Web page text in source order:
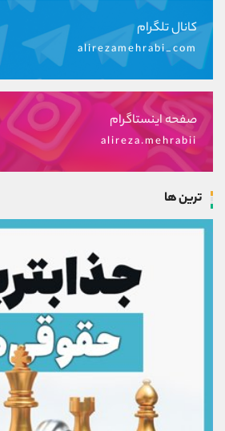
کانال تلگرام
alirezamehrabi_com
صفحه اینستاگرام
alireza.mehrabii
ترین ها